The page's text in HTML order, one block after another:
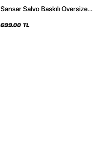
Sansar Salvo Baskılı Oversize
699,00 TL